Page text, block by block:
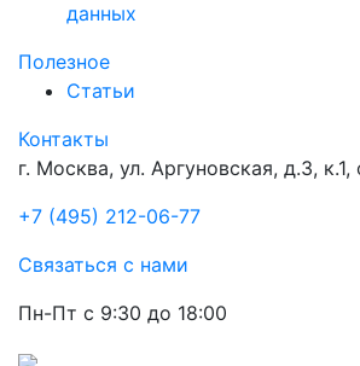
данных
Полезное
Статьи
Контакты
г. Москва, ул. Аргуновская, д.3,
+7 (495) 212-06-77
Связаться с нами
Пн-Пт с 9:30 до 18:00